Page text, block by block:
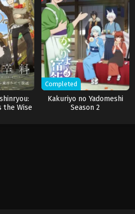
the Wise
Completed
Kakuriyo no Yadomeshi
Season 2